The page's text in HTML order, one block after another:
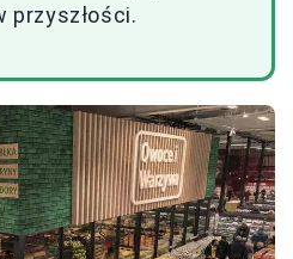
przyszłości.